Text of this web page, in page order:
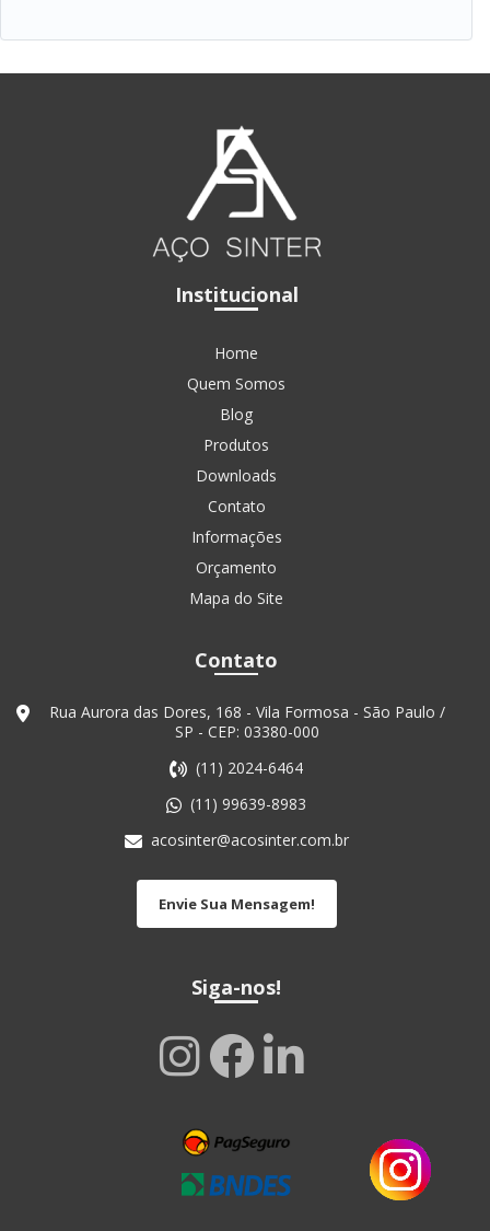
Institucional
Home
Quem Somos
Blog
Produtos
Downloads
Contato
Informações
Orçamento
Mapa do Site
Contato
Rua Aurora das Dores, 168 - Vila Formosa - São Paulo /
SP - CEP: 03380-000
(11) 2024-6464
(11) 99639-8983
acosinter@acosinter.com.br
Envie Sua Mensagem!
Siga-nos!